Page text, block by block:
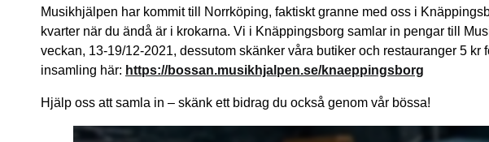
Musikhjälpen har kommit till Norrköping, faktiskt granne med oss i
kvarter när du ändå är i krokarna. Vi i Knäppingsborg samlar in pengar till
veckan, 13-19/12-2021, dessutom skänker våra butiker och restauranger 5
insamling här: https://bossan.musikhjalpen.se/knaeppingsborg
Hjälp oss att samla in – skänk ett bidrag du också genom vår bössa!